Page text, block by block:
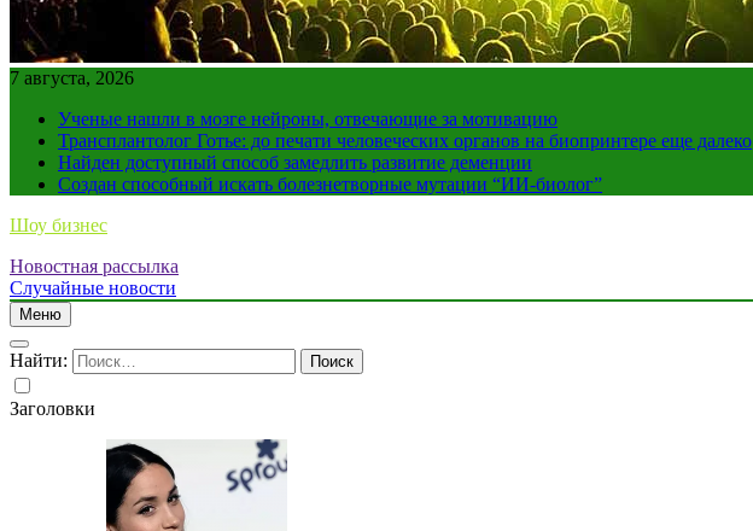
7 августа, 2026
Ученые нашли в мозге нейроны, отвечающие за мотивацию
Трансплантолог Готье: до печати человеческих органов на биопринтере еще далеко
Найден доступный способ замедлить развитие деменции
Создан способный искать болезнетворные мутации “ИИ-биолог”
Шоу бизнес
Новостная рассылка
Случайные новости
Меню
Найти:
Заголовки